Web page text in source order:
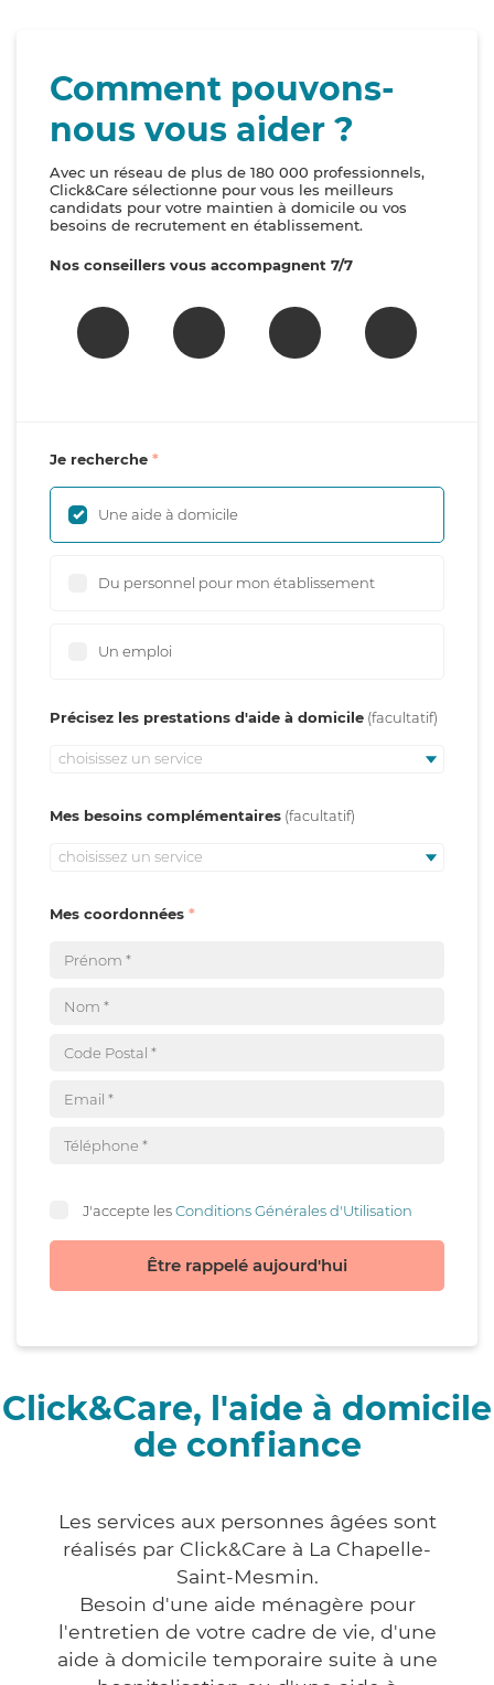
Comment pouvons-
nous vous aider ?
Avec un réseau de plus de 180 000 professionnels,
Click&Care sélectionne pour vous les meilleurs
candidats pour votre maintien à domicile ou vos
besoins de recrutement en établissement.
Nos conseillers vous accompagnent 7/7
Je recherche
Une aide à domicile
Du personnel pour mon établissement
Un emploi
Précisez les prestations d'aide à domicile
choisissez un service
Mes besoins complémentaires
choisissez un service
Mes coordonnées
J'accepte lesConditions Générales d'Utilisation
Être rappelé aujourd'hui
Click&Care, l'aide à domicile
de confiance
Les services aux personnes âgées sont
réalisés par Click&Care à La Chapelle-
Saint-Mesmin.
Besoin d'une aide ménagère pour
l'entretien de votre cadre de vie, d'une
aide à domicile temporaire suite à une